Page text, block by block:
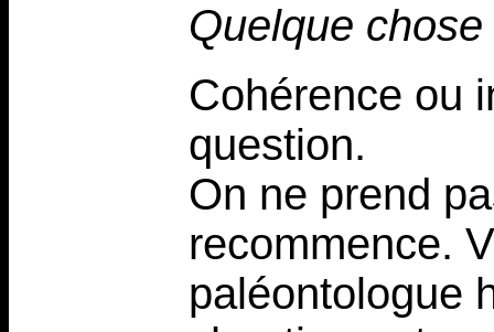
Quelque
Cohérence ou
question.
On ne prend
recommence.
paléontologue